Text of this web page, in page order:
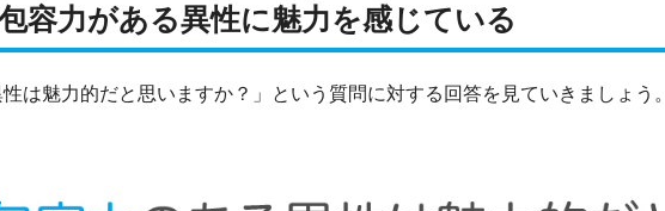
容力がある異性に魅力を感じている
は魅力的だと思いますか？」という質問に対する回答を見ていきましょう。